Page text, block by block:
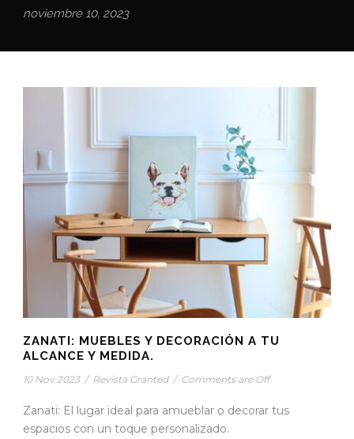
noviembre 10, 2023
ZANATI: MUEBLES Y DECORACIÓN A TU
ALCANCE Y MEDIDA.
10 Nov 2023 / Revista Granted / Comments are Off
Zanati: El lugar ideal para amueblar o decorar tus
espacios con un toque personalizado.